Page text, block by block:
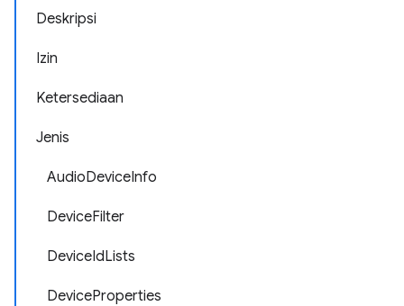
Deskripsi
Izin
Ketersediaan
Jenis
AudioDeviceInfo
DeviceFilter
DeviceIdLists
DeviceProperties